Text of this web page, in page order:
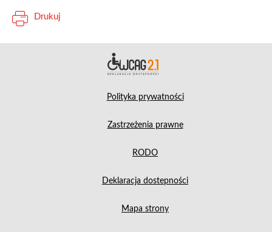
Drukuj
Polityka prywatności
Zastrzeżenia prawne
RODO
Deklaracja dostepności
Mapa strony